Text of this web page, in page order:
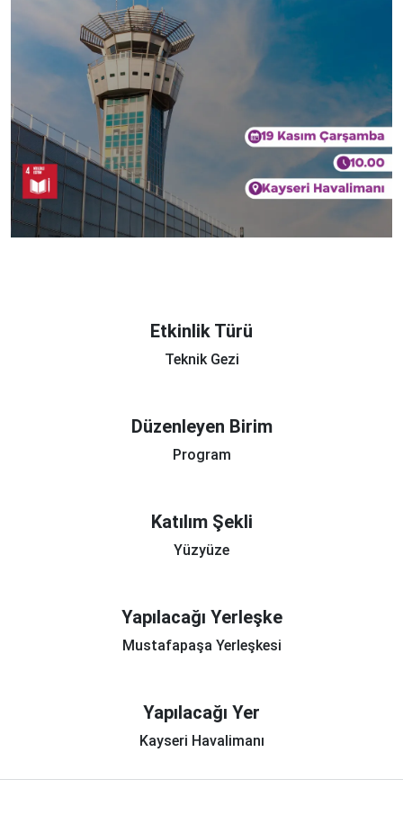
Etkinlik Türü
Teknik Gezi
Düzenleyen Birim
Program
Katılım Şekli
Yüzyüze
Yapılacağı Yerleşke
Mustafapaşa Yerleşkesi
Yapılacağı Yer
Kayseri Havalimanı